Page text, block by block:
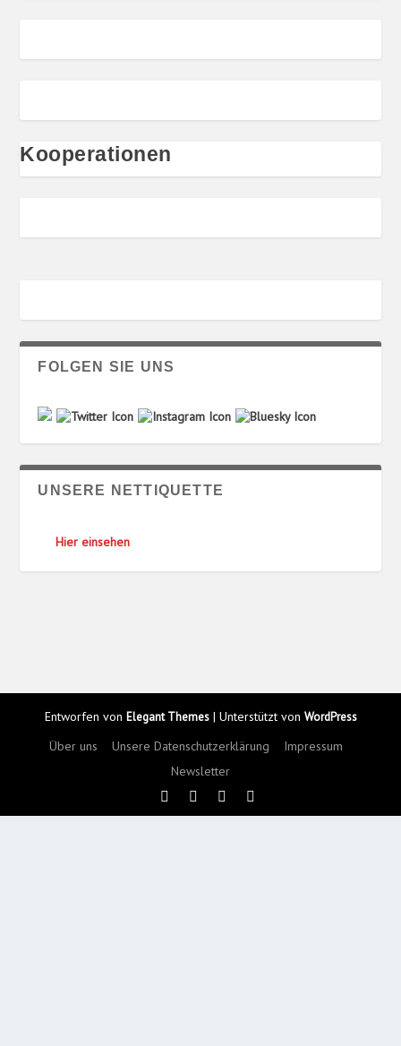
Kooperationen
FOLGEN SIE UNS
UNSERE NETTIQUETTE
Hier einsehen
Entworfen von Elegant Themes| Unterstützt von WordPress
Über uns Unsere Datenschutzerklärung
Impressum
Newsletter